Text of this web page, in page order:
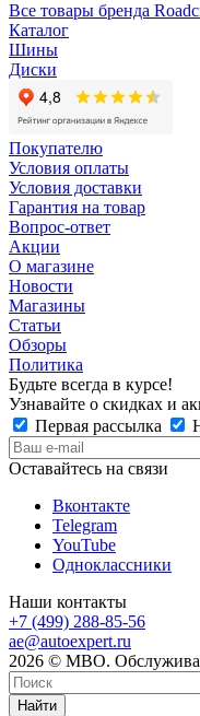
Все товары бренда
Каталог
Шины
Диски
Покупателю
Условия оплаты
Условия доставки
Гарантия на товар
Вопрос-ответ
Акции
О магазине
Новости
Магазины
Статьи
Обзоры
Политика
Будьте всегда в курсе!
Узнавайте о скидках и
Первая рассылка
Оставайтесь на связи
Вконтакте
Telegram
YouTube
Одноклассники
Наши контакты
+7 (499) 288-85-56
ae@autoexpert.ru
2026 © МВО.
Найти